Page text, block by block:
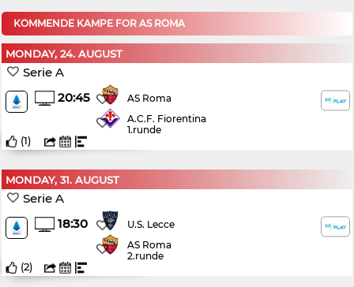
KOMMENDE KAMPE FOR AS ROMA
MONDAY, 24. AUGUST
Serie A
20:45
AS Roma
A.C.F. Fiorentina
1.runde
(1)
MONDAY, 31. AUGUST
Serie A
18:30
U.S. Lecce
AS Roma
2.runde
(2)